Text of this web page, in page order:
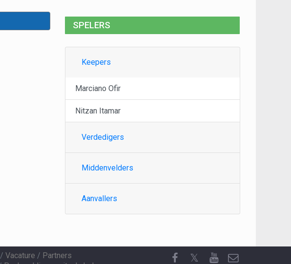
SPELERS
Keepers
Marciano Ofir
Nitzan Itamar
Verdedigers
Middenvelders
Aanvallers
/ Vacature / Partners
𝕏